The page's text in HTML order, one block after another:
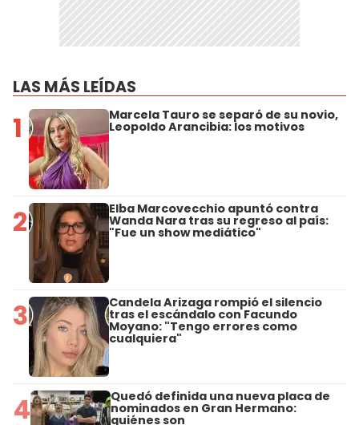
LAS MÁS LEÍDAS
1 Marcela Tauro se separó de su novio,
Leopoldo Arancibia: los motivos
2 Elba Marcovecchio apuntó contra
Wanda Nara tras su regreso al país:
"Fue un show mediático"
3 Candela Arizaga rompió el silencio
tras el escándalo con Facundo
Moyano: "Tengo errores como
cualquiera"
4 Quedó definida una nueva placa de
nominados en Gran Hermano:
quiénes son